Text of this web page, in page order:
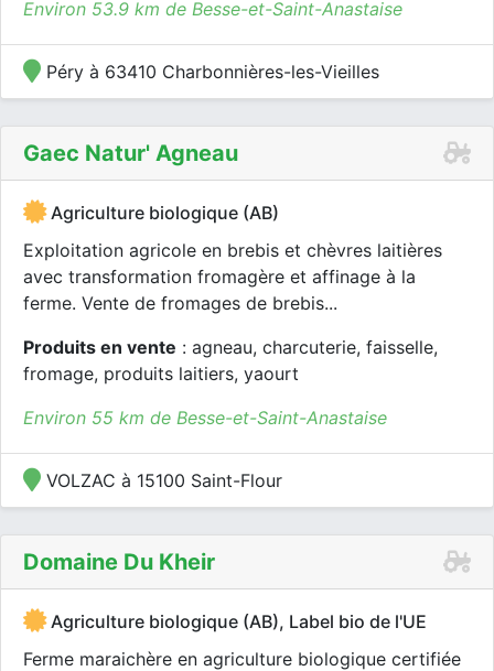
Environ 53.9 km de Besse-et-Saint-Anastaise
Péry à 63410 Charbonnières-les-Vieilles
Gaec Natur' Agneau
Agriculture biologique (AB)
Exploitation agricole en brebis et chèvres laitières
avec transformation fromagère et affinage à la
ferme. Vente de fromages de brebis...
Produits en vente : agneau, charcuterie, faisselle,
fromage, produits laitiers, yaourt
Environ 55 km de Besse-et-Saint-Anastaise
VOLZAC à 15100 Saint-Flour
Domaine Du Kheir
Agriculture biologique (AB), Label bio de l'UE
Ferme maraichère en agriculture biologique certifiée